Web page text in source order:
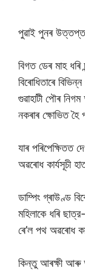
পুৱাই পুনৰ উত্তপ্ত
বিগত ডেৰ মাহ ধৰি
বিৰোধিতাৰে
গুৱাহাটী পৌৰ
নকৰাৰ ক্ষোভিত হৈ
যাৰ পৰিপেক্ষিতত
অৱৰোধ কাৰ্যসূচী
ডাম্পিং গ্ৰাউণ্ড
মহিলাকে ধৰি
ৰে’ল পথ অৱৰোধ
কিন্তু আৰক্ষী আৰু